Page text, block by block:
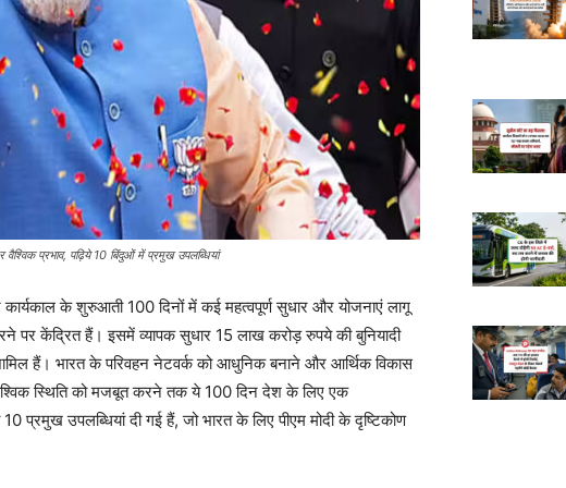
प्रभाव, पढ़िये 10 बिंदुओं में प्रमुख उपलब्धियां
कार्यकाल के शुरुआती 100 दिनों में कई महत्वपूर्ण सुधार और योजनाएं लागू
पर केंद्रित हैं। इसमें व्यापक सुधार 15 लाख करोड़ रुपये की बुनियादी
हैं। भारत के परिवहन नेटवर्क को आधुनिक बनाने और आर्थिक विकास
स्थिति को मजबूत करने तक ये 100 दिन देश के लिए एक
प्रमुख उपलब्धियां दी गई हैं, जो भारत के लिए पीएम मोदी के दृष्टिकोण